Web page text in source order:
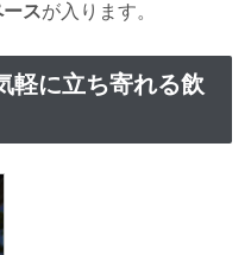
スが入ります。
軽に立ち寄れる飲